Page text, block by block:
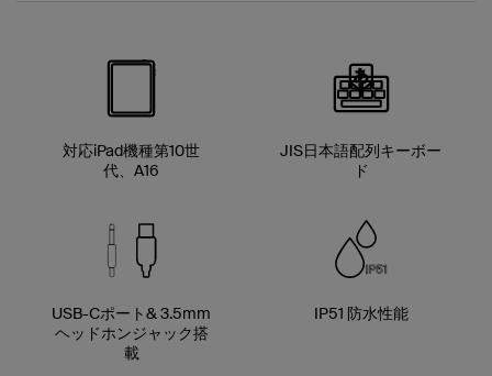
対応iPad機種第10世
代、A16
あ
JIS日本語配列キーボー
ド
USB-Cポート& 3.5mm
ヘッドホンジャック搭
載
IP51 防水性能